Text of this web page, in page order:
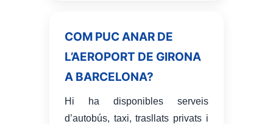
COM PUC ANAR DE
L’AEROPORT DE GIRONA
A BARCELONA?
Hi ha disponibles serveis
d’autobús, taxi, trasllats privats i